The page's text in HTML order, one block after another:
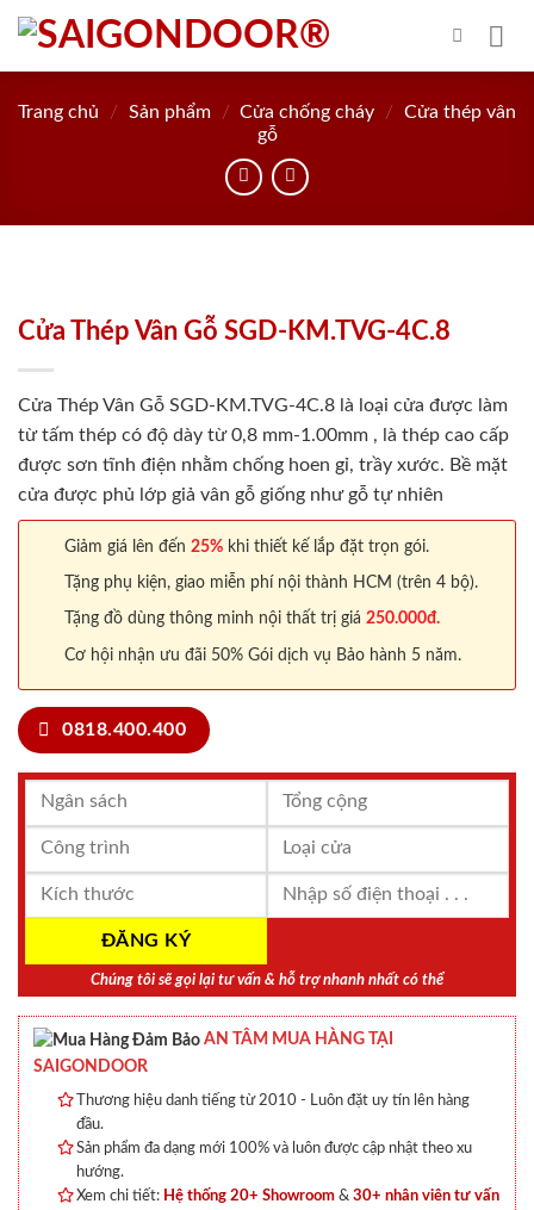
Skip
content
Trang chủ / Sản phẩm / Cửa chống cháy /
Cửa thép vân
gỗ
Cửa Thép Vân Gỗ SGD-KM.TVG-4C.8
Cửa Thép Vân Gỗ SGD-KM.TVG-4C.8 là loại cửa được làm
từ tấm thép có độ dày từ 0,8 mm-1.00mm , là thép cao cấp
được sơn tĩnh điện nhằm chống hoen gỉ, trầy xước. Bề mặt
cửa được phủ lớp giả vân gỗ giống như gỗ tự nhiên
Giảm giá lên đến 25% khi thiết kế lắp đặt trọn gói.
Tặng phụ kiện, giao miễn phí nội thành HCM (trên 4 bộ).
Tặng đồ dùng thông minh nội thất trị giá 250.000đ.
Cơ hội nhận ưu đãi 50% Gói dịch vụ Bảo hành 5 năm.
0818.400.400
Chúng tôi sẽ gọi lại tư vấn & hỗ trợ nhanh nhất có thể
AN TÂM MUA HÀNG TẠI
SAIGONDOOR
Thương hiệu danh tiếng từ 2010 - Luôn đặt uy tín lên hàng
đầu.
Sản phẩm đa dạng mới 100% và luôn được cập nhật theo xu
hướng.
Xem chi tiết: Hệ thống 20+ Showroom & 30+ nhân viên tư vấn